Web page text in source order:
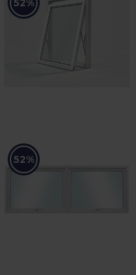
52%
52%